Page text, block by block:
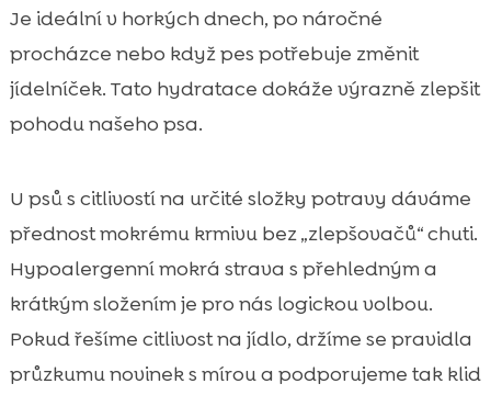
Je ideální v horkých dnech, po náročné
procházce nebo když pes potřebuje změnit
jídelníček. Tato hydratace dokáže výrazně zlepšit
pohodu našeho psa.
U psů s citlivostí na určité složky potravy dáváme
přednost mokrému krmivu bez „zlepšovačů“ chuti.
Hypoalergenní mokrá strava s přehledným a
krátkým složením je pro nás logickou volbou.
Pokud řešíme citlivost na jídlo, držíme se pravidla
průzkumu novinek s mírou a podporujeme tak klid